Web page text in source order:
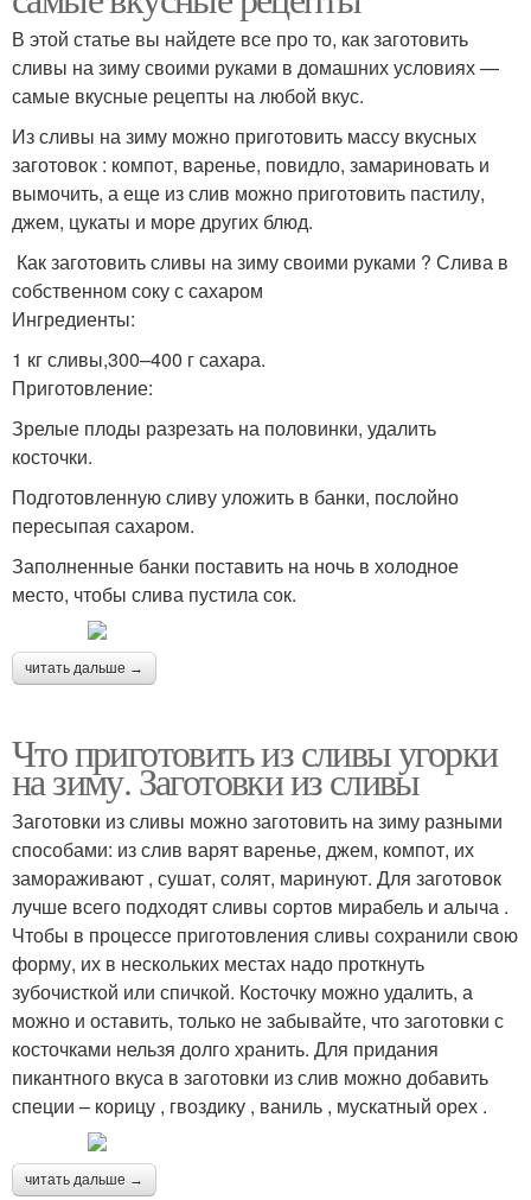
В этой статье вы найдете все про то, как заготовить
сливы на зиму своими руками в домашних условиях —
самые вкусные рецепты на любой вкус.
Из сливы на зиму можно приготовить массу вкусных
заготовок : компот, варенье, повидло, замариновать и
вымочить, а еще из слив можно приготовить пастилу,
джем, цукаты и море других блюд.
Как заготовить сливы на зиму своими руками ? Слива в
собственном соку с сахаром
Ингредиенты:
1 кг сливы,300–400 г сахара.
Приготовление:
Зрелые плоды разрезать на половинки, удалить
косточки.
Подготовленную сливу уложить в банки, послойно
пересыпая сахаром.
Заполненные банки поставить на ночь в холодное
место, чтобы слива пустила сок.
читать дальше →
Что приготовить из сливы угорки
на зиму. Заготовки из сливы
Заготовки из сливы можно заготовить на зиму разными
способами: из слив варят варенье, джем, компот, их
замораживают , сушат, солят, маринуют. Для заготовок
лучше всего подходят сливы сортов мирабель и алыча .
Чтобы в процессе приготовления сливы сохранили свою
форму, их в нескольких местах надо проткнуть
зубочисткой или спичкой. Косточку можно удалить, а
можно и оставить, только не забывайте, что заготовки с
косточками нельзя долго хранить. Для придания
пикантного вкуса в заготовки из слив можно добавить
специи – корицу , гвоздику , ваниль , мускатный орех .
читать дальше →